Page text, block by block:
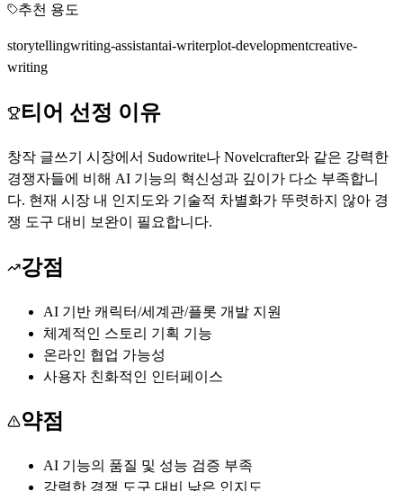
추천 용도
storytellingwriting-assistantai-writerplot-developmentcreative-
writing
티어 선정 이유
창작 글쓰기 시장에서 Sudowrite나 Novelcrafter와 같은 강력한
경쟁자들에 비해 AI 기능의 혁신성과 깊이가 다소 부족합니
다. 현재 시장 내 인지도와 기술적 차별화가 뚜렷하지 않아 경
쟁 도구 대비 보완이 필요합니다.
강점
AI 기반 캐릭터/세계관/플롯 개발 지원
체계적인 스토리 기획 기능
온라인 협업 가능성
사용자 친화적인 인터페이스
약점
AI 기능의 품질 및 성능 검증 부족
강력한 경쟁 도구 대비 낮은 인지도